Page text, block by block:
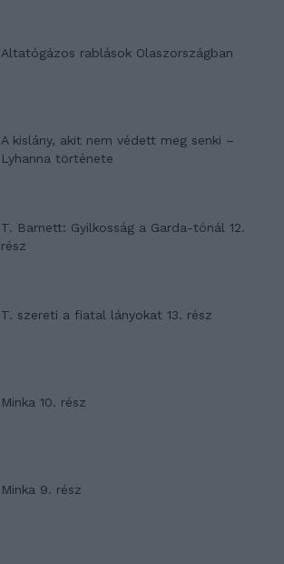
Altatógázos rablások Olaszországban
A kislány, akit nem védett meg senki –
Lyhanna története
T. Barnett: Gyilkosság a Garda-tónál 12.
rész
T. szereti a fiatal lányokat 13. rész
Minka 10. rész
Minka 9. rész